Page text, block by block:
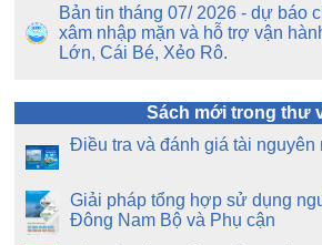
Bản tin tháng 07/ 2026 - dự báo
xâm nhập mặn và hỗ trợ vận
Lớn, Cái Bé, Xẻo Rô.
Sách mới trong thư
Điều tra và đánh giá tài
Giải pháp tổng hợp sử dụng
Đông Nam Bộ và Phụ cận